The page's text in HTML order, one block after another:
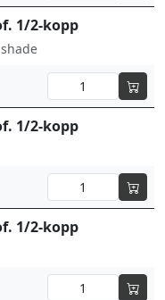
1/2-kopp
1/2-kopp
1/2-kopp